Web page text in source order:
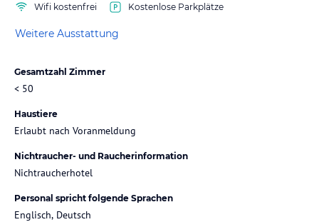
Wifi kostenfrei Kostenlose Parkplätze
Weitere Ausstattung
Gesamtzahl Zimmer
< 50
Haustiere
Erlaubt nach Voranmeldung
Nichtraucher- und Raucherinformation
Nichtraucherhotel
Personal spricht folgende Sprachen
Englisch, Deutsch